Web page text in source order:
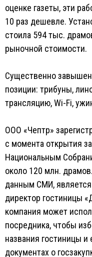
оценке газеты, эти
10 раз дешевле.
стоила 594 тыс.
рыночной стоимости.
Существенно
позиции: трибуны,
трансляцию, Wi-Fi,
ООО «Чептр»
с момента открытия
Национальным
около 120 млн.
данным СМИ,
директор гостиницы
компания может
посредника, чтобы
названия гостиницы и
документах о